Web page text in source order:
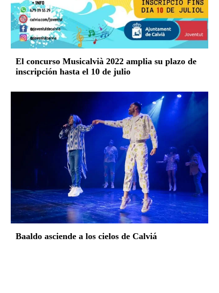
El concurso Musicalvià 2022 amplia su plazo de
inscripción hasta el 10 de julio
Baaldo asciende a los cielos de Calviá